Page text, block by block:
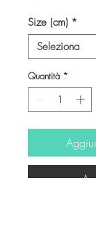
Size (cm) *
Quantità *